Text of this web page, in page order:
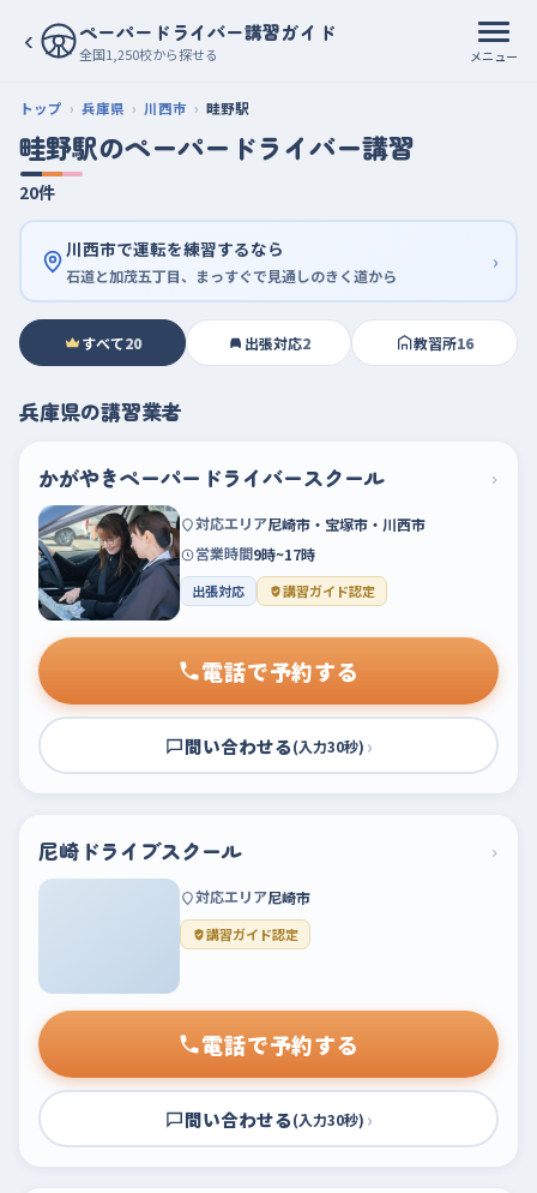
‹ ペーパードライバー講習ガイド
全国1,250校から探せる メニュー
トップ 兵庫県 川西市 畦野駅
畦野駅のペーパードライバー講習
20件
川西市で運転を練習するなら
石道と加茂五丁目、まっすぐで見通しのきく道から ›
すべて20 出張対応2 教習所16
兵庫県の講習業者
かがやきペーパードライバースクール ›
対応エリア尼崎市・宝塚市・川西市
営業時間9時~17時
出張対応 講習ガイド認定
電話で予約する
問い合わせる(入力30秒) ›
尼崎ドライブスクール ›
対応エリア尼崎市
講習ガイド認定
電話で予約する
問い合わせる(入力30秒) ›